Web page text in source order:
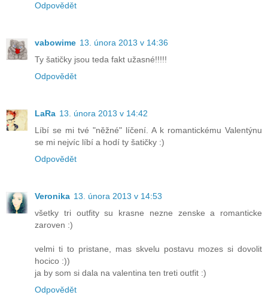
Odpovědět
vabowime 13. února 2013 v 14:36
Ty šatičky jsou teda fakt užasné!!!!!
Odpovědět
LaRa 13. února 2013 v 14:42
Líbí se mi tvé "něžné" líčení. A k romantickému Valentýnu
se mi nejvíc líbí a hodí ty šatičky :)
Odpovědět
Veronika 13. února 2013 v 14:53
všetky tri outfity su krasne nezne zenske a romanticke
zaroven :)
velmi ti to pristane, mas skvelu postavu mozes si dovolit
hocico :))
ja by som si dala na valentina ten treti outfit :)
Odpovědět